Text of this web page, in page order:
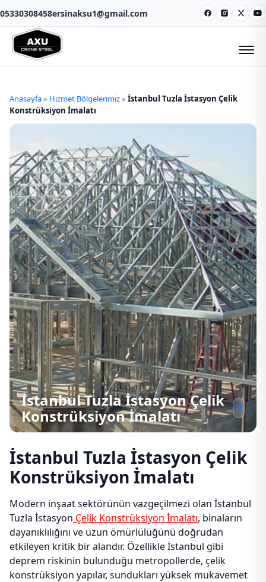
05330308458ersinaksu1@gmail.com Facebook
Instagram
X
Anasayfa» Hizmet Bölgelerimiz» İstanbul Tuzla İstasyon Çelik
Konstrüksiyon İmalatı
İstanbul Tuzla İstasyon Çelik
Konstrüksiyon İmalatı
İstanbul Tuzla İstasyon Çelik
Konstrüksiyon İmalatı
Modern inşaat sektörünün vazgeçilmezi olan İstanbul
Tuzla İstasyon Çelik Konstrüksiyon İmalatı, binaların
dayanıklılığını ve uzun ömürlülüğünü doğrudan
etkileyen kritik bir alandır. Özellikle İstanbul gibi
deprem riskinin bulunduğu metropollerde, çelik
konstrüksiyon yapılar, sundukları yüksek mukavemet